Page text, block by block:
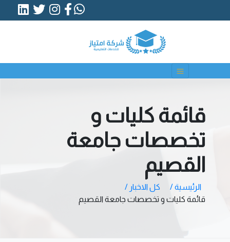
قائمة كليات و
تخصصات جامعة
القصيم
الرئيسية /
كل الاخبار /
قائمة كليات و تخصصات جامعة القصيم